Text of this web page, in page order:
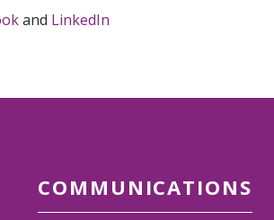
and LinkedIn
COMMUNICATIONS